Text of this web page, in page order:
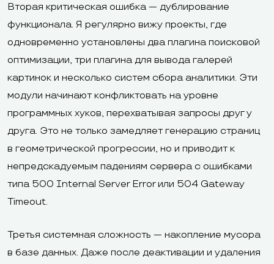
Вторая критическая ошибка — дублирование
функционала. Я регулярно вижу проекты, где
одновременно установлены два плагина поисковой
оптимизации, три плагина для вывода галерей
картинок и несколько систем сбора аналитики. Эти
модули начинают конфликтовать на уровне
программных хуков, перехватывая запросы друг у
друга. Это не только замедляет генерацию страниц
в геометрической прогрессии, но и приводит к
непредскадуемым падениям сервера с ошибками
типа 500 Internal Server Error или 504 Gateway
Timeout.
Третья системная сложность — накопление мусора
в базе данных. Даже после деактивации и удаления